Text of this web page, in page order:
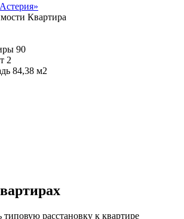
Квартира
90
2
84,38 м2
типовую расстановку к квартире